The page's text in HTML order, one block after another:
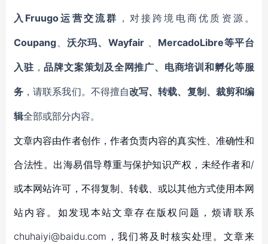
入 Fruugo运营交流群 ，对接跨境电商优质资源。
Coupang 、沃尔玛、 Wayfair MercadoLibre等平台
入驻 ，品牌文案策划及全网推广、电商培训和孵化等服
务 ，请联系我们。不得擅自改写、转载、复制、裁剪和编
辑全部或部分内容。
文章内容由作者创作，作者负责内容的真实性、准确性和
合法性。出海易倡导尊重与保护知识产权，未经作者和/
或本网站许可，不得复制、转载、或以其他方式使用本网
站内容。如发现本站文章存在版权问题，烦请联系
chuhaiyi@baidu.com，我们将及时核实处理。文章来